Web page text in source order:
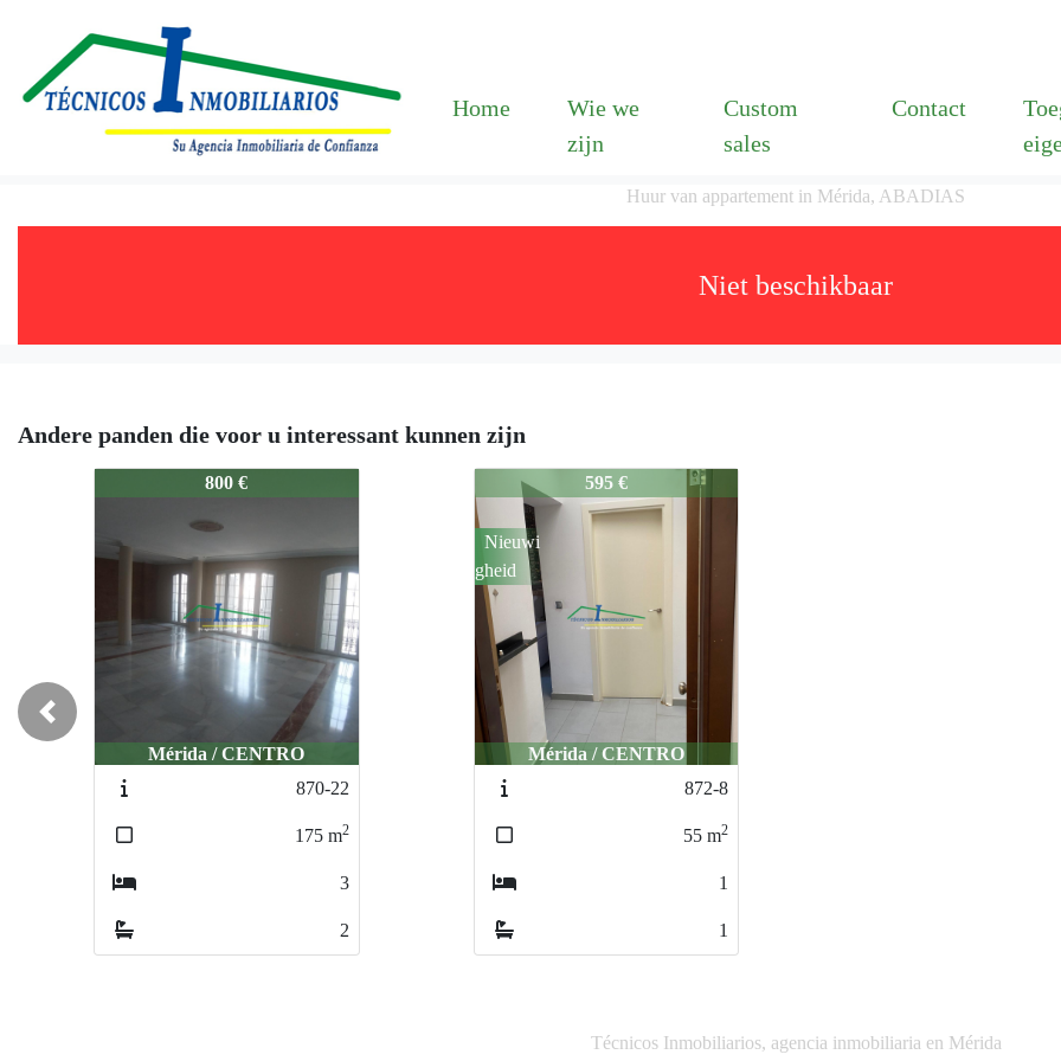
Home
Wie we
zijn
Custom
sales
Contact
Huur van appartement in Mérida, ABADIAS
Niet beschikbaar
Andere panden die voor u interessant kunnen zijn
800 €
Mérida / CENTRO
870-22
175 m2
3
2
658-8 595 €
Mérida / CENTRO
Nieuwi
gheid
872-8
55 m2
1
1
Previous
Técnicos Inmobiliarios, agencia inmobiliaria en Mérida